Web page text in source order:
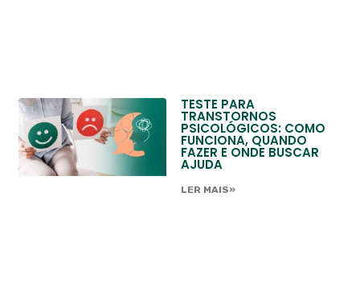
TESTE PARA
TRANSTORNOS
PSICOLÓGICOS: COMO
FUNCIONA, QUANDO
FAZER E ONDE BUSCAR
AJUDA
LER MAIS»